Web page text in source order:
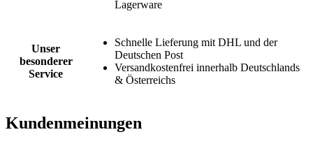
Lagerware
Unser
besonderer
Service
Schnelle Lieferung mit DHL und der
Deutschen Post
Versandkostenfrei innerhalb Deutschlands
& Österreichs
Kundenmeinungen